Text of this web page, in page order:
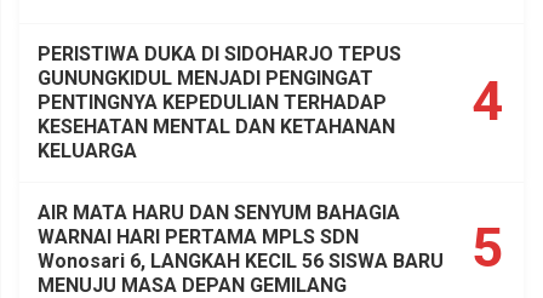
4
PERISTIWA DUKA DI SIDOHARJO TEPUS
GUNUNGKIDUL MENJADI PENGINGAT
PENTINGNYA KEPEDULIAN TERHADAP
KESEHATAN MENTAL DAN KETAHANAN
KELUARGA
5
AIR MATA HARU DAN SENYUM BAHAGIA
WARNAI HARI PERTAMA MPLS SDN
Wonosari 6, LANGKAH KECIL 56 SISWA BARU
MENUJU MASA DEPAN GEMILANG